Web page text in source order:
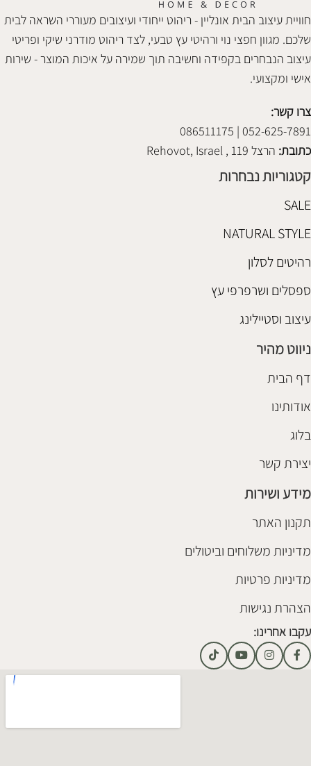
חוויית עיצוב הבית אונליין - ריהוט ייחודי ועיצובים מעוררי השראה לבית
שלכם. מגוון חפצי נוי ורהיטי עץ טבעי, לצד ריהוט מודרני שיקי ופריטי
עיצוב הנבחרים בקפידה וחשיבה תוך שמירה על איכות המוצר - שירות
אישי ומקצועי.
צרו קשר:
052-625-7891 | 086511175
כתובת: הרצל 119 , Rehovot, Israel
קטגוריות נבחרות
SALE
NATURAL STYLE
רהיטים לסלון
ספסלים ושרפרפי עץ
עיצוב וסטיילינג
ניווט מהיר
דף הבית
אודותינו
בלוג
יצירת קשר
מידע ושירות
תקנון האתר
מדיניות משלוחים וביטולים
מדיניות פרטיות
הצהרת נגישות
עקבו אחרינו: